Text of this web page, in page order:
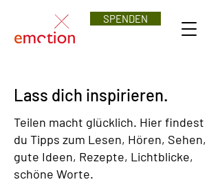
SPENDEN
Lass dich inspirieren.
Teilen macht glücklich. Hier findest
du Tipps zum Lesen, Hören, Sehen,
gute Ideen, Rezepte, Lichtblicke,
schöne Worte.